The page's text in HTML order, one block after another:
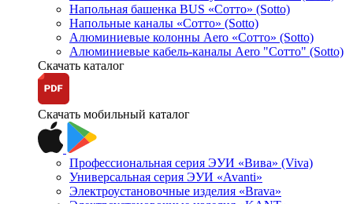
Напольная башенка BUS «Сотто» (Sotto)
Напольные каналы «Сотто» (Sotto)
Алюминиевые колонны Aero «Сотто» (Sotto)
Алюминиевые кабель-каналы Aero "Сотто" (Sotto)
Скачать каталог
Скачать мобильный каталог
Профессиональная серия ЭУИ «Вива» (Viva)
Универсальная серия ЭУИ «Avanti»
Электроустановочные изделия «Brava»